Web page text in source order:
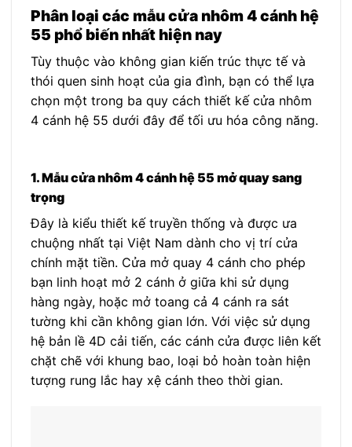
Phân loại các mẫu cửa nhôm 4 cánh hệ
55 phổ biến nhất hiện nay
Tùy thuộc vào không gian kiến trúc thực tế và
thói quen sinh hoạt của gia đình, bạn có thể lựa
chọn một trong ba quy cách thiết kế cửa nhôm
4 cánh hệ 55 dưới đây để tối ưu hóa công năng.
1. Mẫu cửa nhôm 4 cánh hệ 55 mở quay sang
trọng
Đây là kiểu thiết kế truyền thống và được ưa
chuộng nhất tại Việt Nam dành cho vị trí cửa
chính mặt tiền. Cửa mở quay 4 cánh cho phép
bạn linh hoạt mở 2 cánh ở giữa khi sử dụng
hàng ngày, hoặc mở toang cả 4 cánh ra sát
tường khi cần không gian lớn. Với việc sử dụng
hệ bản lề 4D cải tiến, các cánh cửa được liên kết
chặt chẽ với khung bao, loại bỏ hoàn toàn hiện
tượng rung lắc hay xệ cánh theo thời gian.